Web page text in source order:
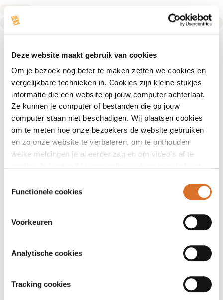
Deze website maakt gebruik van cookies
Om je bezoek nóg beter te maken zetten we cookies en
vergelijkbare technieken in. Cookies zijn kleine stukjes
informatie die een website op jouw computer achterlaat.
Ze kunnen je computer of bestanden die op jouw
computer staan niet beschadigen. Wij plaatsen cookies
om te meten hoe onze bezoekers de website gebruiken
en zo onze website te verbeteren, om te onthouden
welke meldingen je al eerder zag en om video’s af te
Functionele cookies
Voorkeuren
Analytische cookies
Tracking cookies
Diëtist